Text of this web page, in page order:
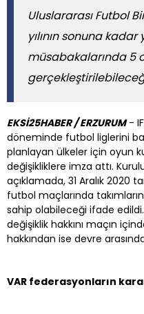
Uluslararası Futbol
yılının sonuna
müsabakalarında 5
EKSİ25HABER / ERZURUM-
döneminde futbol liglerini
planlayan ülkeler için oyun
değişikliklere imza attı.
açıklamada, 31 Aralık
futbol maçlarında
sahip olabileceği ifade
değişiklik hakkını maçın
hakkından ise devre
VAR federasyonların